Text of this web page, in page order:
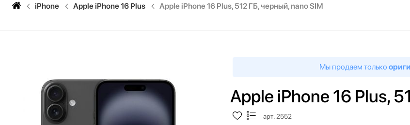
iPhone Apple iPhone 16 Plus Apple iPhone 16 Plus, 512 ГБ, черный, nano SIM
Мы продаем только
Apple iPhone 16 Plus,
арт. 2552